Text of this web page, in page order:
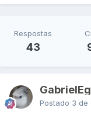
Respostas
43
Postado 3 de